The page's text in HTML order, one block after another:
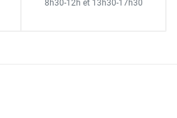
8h30-12h et 13h30-17h30